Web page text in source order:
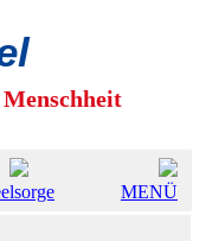
MENÜ